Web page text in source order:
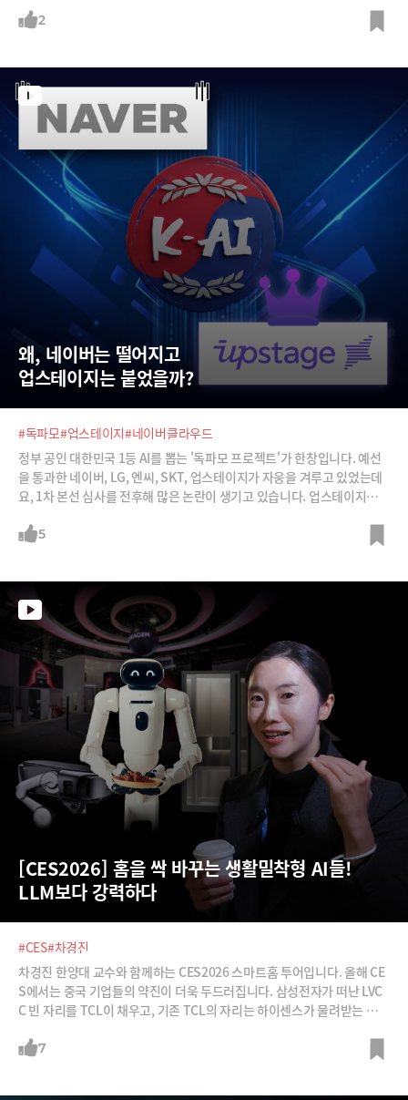
어졌기 때문에 대중에게 선택받기 위해서는 '100점짜리' 가치를 만들어야
2
왜, 네이버는 떨어지고
업스테이지는 붙었을까?
#독파모#업스테이지#네이버클라우드
정부 공인 대한민국 1등 AI를 뽑는 '독파모 프로젝트'가 한창입니다. 예선
을 통과한 네이버, LG, 엔씨, SKT, 업스테이지가 자웅을 겨루고 있었는데
요, 1차 본선 심사를 전후해 많은 논란이 생기고 있습니다. 업스테이지가
있었구요, 막상 본선 결과가 발표되고 나니 업스테이지는 합격을 하고 네
라우드까지 두 팀이 동시 탈락하게 되면서 공석이 1개 발생했구요, 정부는
빈 자리를 패자부활전을 통해 메우기로 했습니다. 혼돈에 휩싸인 독파모
프로젝트를 심재석 바이라인네트워크 대표, 최용식 아웃스탠딩 창업자와
함께 짚어 봅니다.
5
[CES2026] 홈을 싹 바꾸는 생활밀착형 AI들!
LLM보다 강력하다
#CES#차경진
차경진 한양대 교수와 함께하는 CES2026 스마트홈 투어입니다. 올해 CE
S에서는 중국 기업들의 약진이 더욱 두드러집니다. 삼성전자가 떠난 LVC
C 빈 자리를 TCL이 채우고, 기존 TCL의 자리는 하이센스가 물려받는 등
CEO가 "우리는 더 이상 트렌드를 따라가지 않는다. 우리가 트렌드를 만든
7